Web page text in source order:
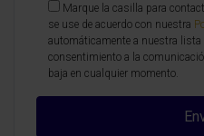
Marque la casilla para
se use de acuerdo con nuestra
automáticamente a nuestra lista
consentimiento a la
baja en cualquier momento.